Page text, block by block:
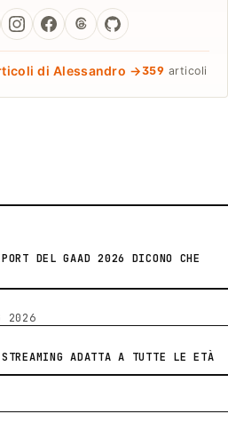
di Alessandro →359 articoli
DEL GAAD 2026 DICONO CHE
2026
ADATTA A TUTTE LE ETÀ